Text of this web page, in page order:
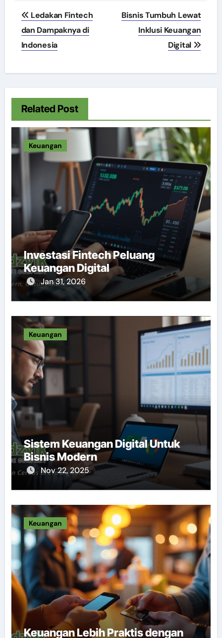
Post
navigation
Ledakan Fintech
dan Dampaknya di
Indonesia
Bisnis Tumbuh Lewat
Inklusi Keuangan
Digital
Related Post
Keuangan
Investasi Fintech Peluang
Keuangan Digital
Jan 31, 2026
Keuangan
Sistem Keuangan Digital Untuk
Bisnis Modern
Nov 22, 2025
Keuangan
Keuangan Lebih Praktis dengan